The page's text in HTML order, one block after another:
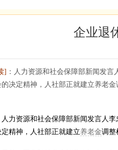
企业退
] ：人力资源和社会保障部新闻发
决定精神，人社部正就建立养老金
资源和社会保障部新闻发言人李
定精神，人社部正就建立养老金调整